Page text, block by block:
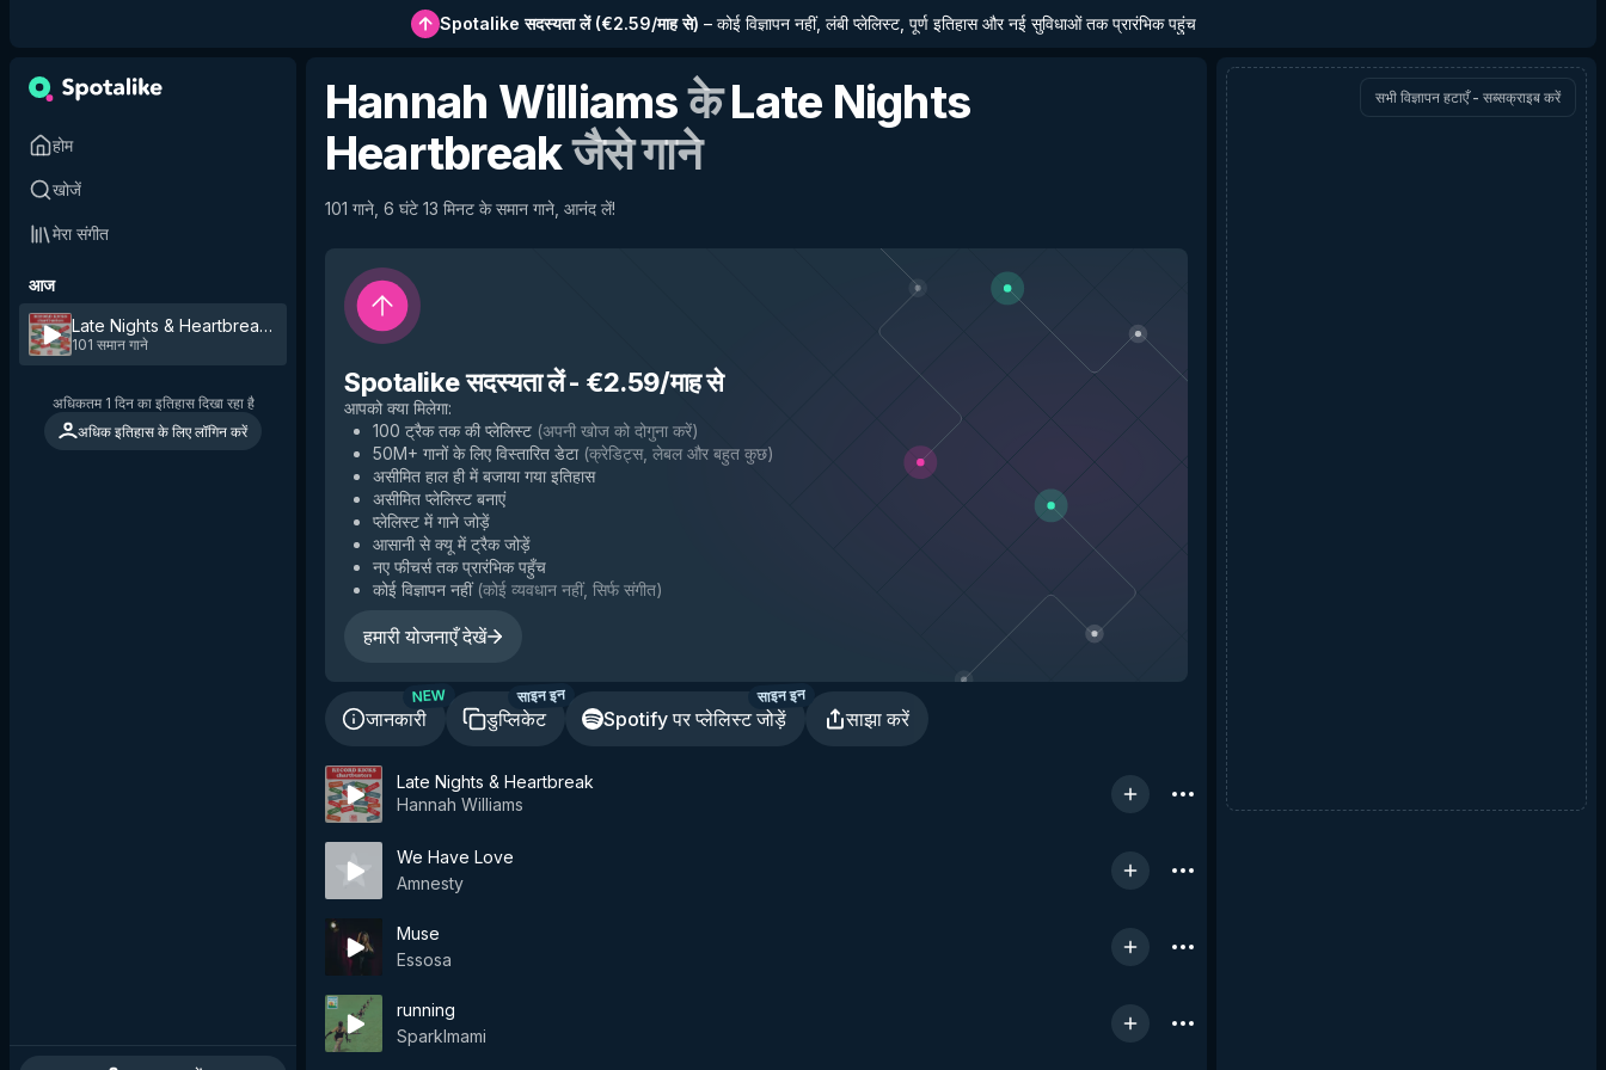
Spotalike सदस्यता लें(€2.59/माह से) – कोई विज्ञापन नहीं, लंबी प्लेलिस्ट, पूर्ण इतिहास और नई सुविधाओं तक प्रारंभिक पहुंच
होम
खोजें
मेरा संगीत
आज
Late Nights & Heartbreak
Hannah Williams
101 समान गाने
अधिकतम 1 दिन का इतिहास दिखा रहा है
अधिक इतिहास के लिए लॉगिन करें
Hannah WilliamsकेLate Nights
Heartbreakजैसे गाने
101 गाने, 6 घंटे 13 मिनट के समान गाने, आनंद लें!
Spotalike सदस्यता लें- €2.59/माह से
आपको क्या मिलेगा:
100 ट्रैक तक की प्लेलिस्ट (अपनी खोज को दोगुना करें)
50M+ गानों के लिए विस्तारित डेटा (क्रेडिट्स, लेबल और बहुत कुछ)
असीमित हाल ही में बजाया गया इतिहास
असीमित प्लेलिस्ट बनाएं
प्लेलिस्ट में गाने जोड़ें
आसानी से क्यू में ट्रैक जोड़ें
नए फीचर्स तक प्रारंभिक पहुँच
कोई विज्ञापन नहीं (कोई व्यवधान नहीं, सिर्फ संगीत)
हमारी योजनाएँ देखें
जानकारी
NEW
डुप्लिकेट
साइन इन
Spotify पर प्लेलिस्ट जोड़ें
साइन इन
साझा करें
Late Nights & Heartbreak
Hannah Williams
We Have Love
Amnesty
Muse
Essosa
running
Sparklmami
सभी विज्ञापन हटाएँ - सब्सक्राइब करें